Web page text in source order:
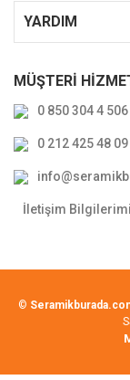
YARDIM
MÜŞTERİ
0 850 304 4 506
0 212 425 48 09
İletişim
©